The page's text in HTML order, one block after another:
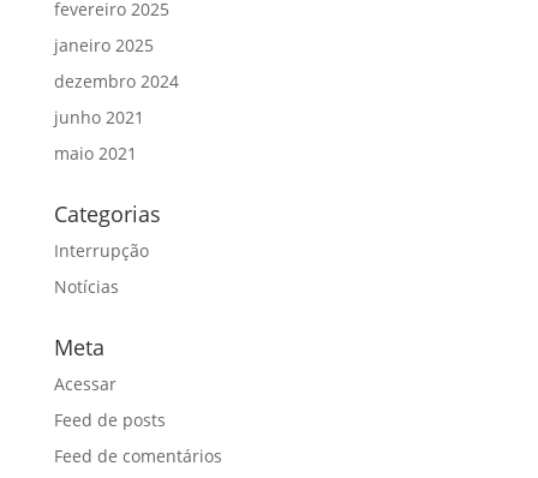
fevereiro 2025
janeiro 2025
dezembro 2024
junho 2021
maio 2021
Categorias
Interrupção
Notícias
Meta
Acessar
Feed de posts
Feed de comentários